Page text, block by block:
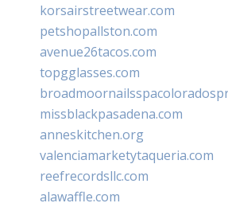
korsairstreetwear.com
petshopallston.com
avenue26tacos.com
topgglasses.com
missblackpasadena.com
anneskitchen.org
valenciamarketytaqueria.com
reefrecordsllc.com
alawaffle.com